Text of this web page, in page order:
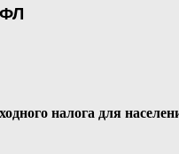
налога для